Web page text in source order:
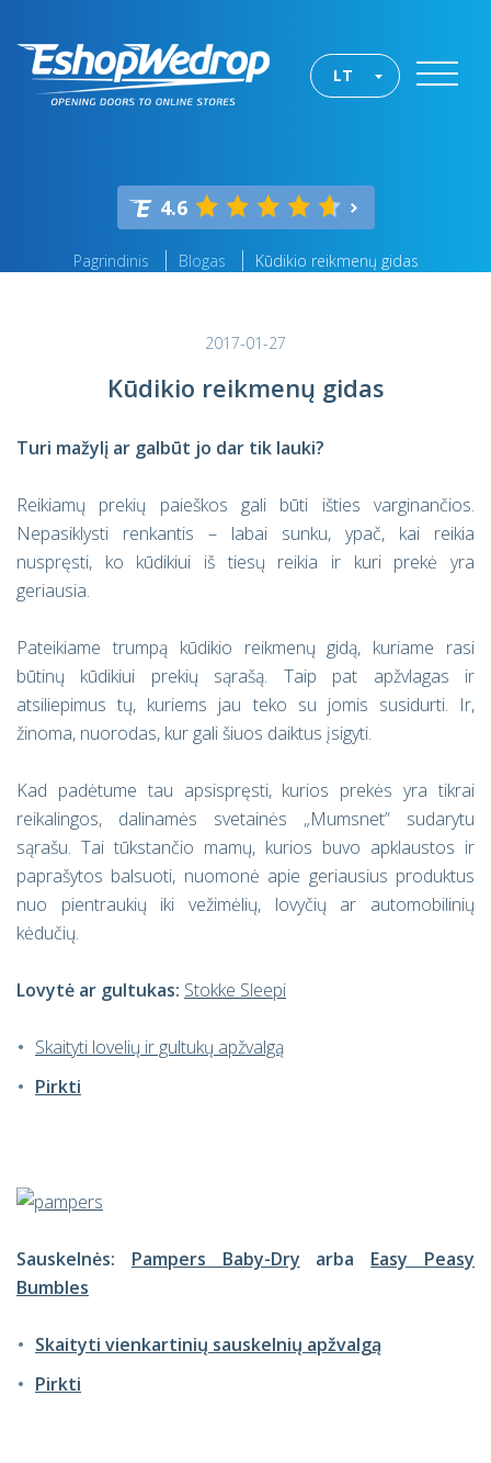
LT
4.6
Pagrindinis Blogas Kūdikio reikmenų gidas
2017-01-27
Kūdikio reikmenų gidas
Turi mažylį ar galbūt jo dar tik lauki?
Reikiamų prekių paieškos gali būti išties varginančios.
Nepasiklysti renkantis – labai sunku, ypač, kai reikia
nuspręsti, ko kūdikiui iš tiesų reikia ir kuri prekė yra
geriausia.
Pateikiame trumpą kūdikio reikmenų gidą, kuriame rasi
būtinų kūdikiui prekių sąrašą. Taip pat apžvlagas ir
atsiliepimus tų, kuriems jau teko su jomis susidurti. Ir,
žinoma, nuorodas, kur gali šiuos daiktus įsigyti.
Kad padėtume tau apsispręsti, kurios prekės yra tikrai
reikalingos, dalinamės svetainės „Mumsnet” sudarytu
sąrašu. Tai tūkstančio mamų, kurios buvo apklaustos ir
paprašytos balsuoti, nuomonė apie geriausius produktus
nuo pientraukių iki vežimėlių, lovyčių ar automobilinių
kėdučių.
Lovytė ar gultukas: Stokke Sleepi
Skaityti lovelių ir gultukų apžvalgą
Pirkti
Sauskelnės: Pampers Baby-Dry arba Easy Peasy
Bumbles
Skaityti vienkartinių sauskelnių apžvalgą
Pirkti